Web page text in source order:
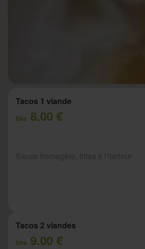
Tacos 1 viande
Dès 8.00 €
Tacos 2 viandes
Dès 9.00 €